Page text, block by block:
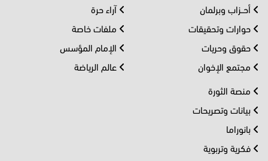
أحــزاب وبرلمان
حوارات وتحقيقات
حقوق وحريات
مجتمع الإخوان
آراء حرة
ملفات خاصة
الإمام المؤسس
عالم الرياضة
منصة الثورة
بيانات وتصريحات
بانوراما
فكرية وتربوية